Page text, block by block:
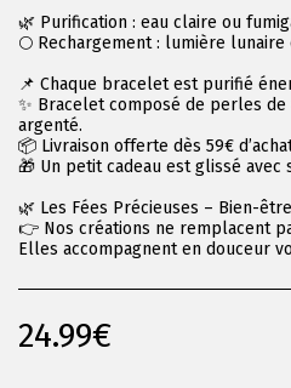
🌿 Purification : eau claire ou
🌕 Rechargement : lumière
📌 Chaque bracelet est purifié
✨ Bracelet composé de perles
argenté.
📦 Livraison offerte dès 59€
🎁 Un petit cadeau est glissé avec
🌿 Les Fées Précieuses – Bien-
👉 Nos créations ne remplacent
Elles accompagnent en douceur
24.99€